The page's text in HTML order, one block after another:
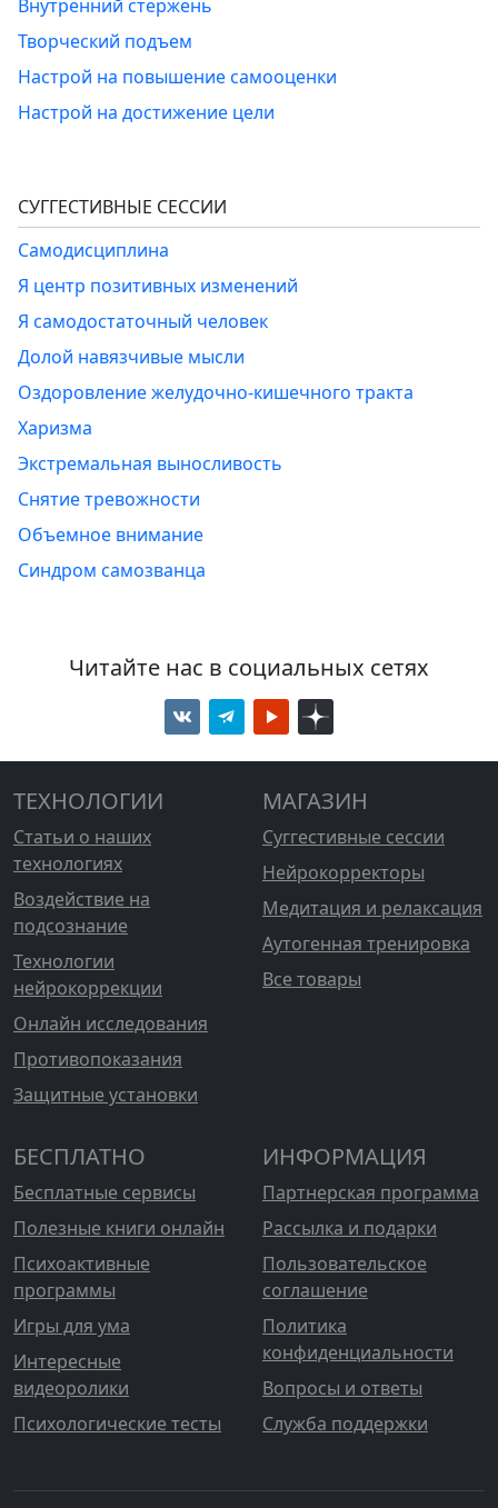
Внутренний стержень
Творческий подъем
Настрой на повышение самооценки
Настрой на достижение цели
СУГГЕСТИВНЫЕ СЕССИИ
Самодисциплина
Я центр позитивных изменений
Я самодостаточный человек
Долой навязчивые мысли
Оздоровление желудочно-кишечного тракта
Харизма
Экстремальная выносливость
Снятие тревожности
Объемное внимание
Синдром самозванца
Читайте нас в социальных сетях
ТЕХНОЛОГИИ
Статьи о наших
технологиях
Воздействие на
подсознание
Технологии
нейрокоррекции
Онлайн исследования
Противопоказания
Защитные установки
МАГАЗИН
Суггестивные сессии
Нейрокорректоры
Медитация и релаксация
Аутогенная тренировка
Все товары
БЕСПЛАТНО
Бесплатные сервисы
Полезные книги онлайн
Психоактивные
программы
Игры для ума
Интересные
видеоролики
Психологические тесты
ИНФОРМАЦИЯ
Партнерская программа
Рассылка и подарки
Пользовательское
соглашение
Политика
конфиденциальности
Вопросы и ответы
Служба поддержки